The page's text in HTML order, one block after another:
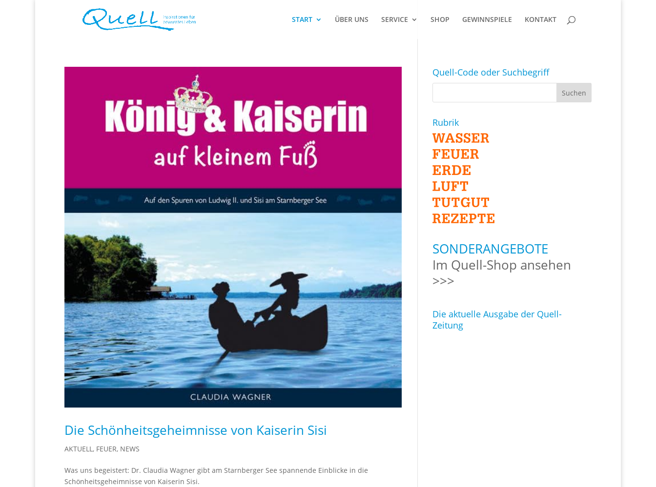
START ÜBER UNS SERVICE SHOP GEWINNSPIELE KONTAKT
Die Schönheitsgeheimnisse von Kaiserin Sisi
AKTUELL, FEUER, NEWS
Was uns begeistert: Dr. Claudia Wagner gibt am Starnberger See spannende Einblicke in die
Schönheitsgeheimnisse von Kaiserin Sisi.
Quell-Code oder Suchbegriff
Rubrik
SONDERANGEBOTE
Im Quell-Shop ansehen
>>>
Die aktuelle Ausgabe der Quell-
Zeitung